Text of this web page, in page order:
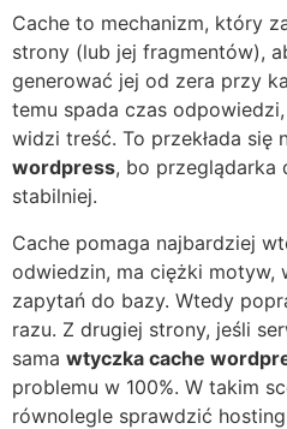
Cache to mechanizm, który
strony (lub jej fragmentów),
generować jej od zera przy
temu spada czas
widzi treść. To przekłada się
wordpress, bo przeglądarka
stabilniej.
Cache pomaga najbardziej
odwiedzin, ma ciężki motyw,
zapytań do bazy. Wtedy
razu. Z drugiej strony, jeśli
sama wtyczka cache
problemu w 100%. W takim
równolegle sprawdzić